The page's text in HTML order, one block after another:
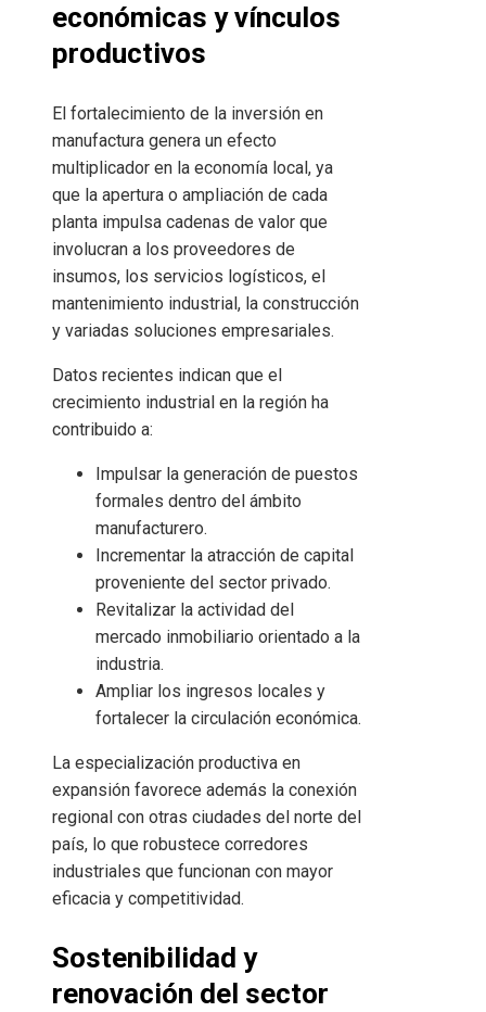
económicas y vínculos
productivos
El fortalecimiento de la inversión en
manufactura genera un efecto
multiplicador en la economía local, ya
que la apertura o ampliación de cada
planta impulsa cadenas de valor que
involucran a los proveedores de
insumos, los servicios logísticos, el
mantenimiento industrial, la construcción
y variadas soluciones empresariales.
Datos recientes indican que el
crecimiento industrial en la región ha
contribuido a:
Impulsar la generación de puestos
formales dentro del ámbito
manufacturero.
Incrementar la atracción de capital
proveniente del sector privado.
Revitalizar la actividad del
mercado inmobiliario orientado a la
industria.
Ampliar los ingresos locales y
fortalecer la circulación económica.
La especialización productiva en
expansión favorece además la conexión
regional con otras ciudades del norte del
país, lo que robustece corredores
industriales que funcionan con mayor
eficacia y competitividad.
Sostenibilidad y
renovación del sector